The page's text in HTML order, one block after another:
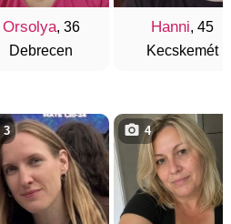
Orsolya, 36
Debrecen
Hanni, 45
Kecskemét
3 4